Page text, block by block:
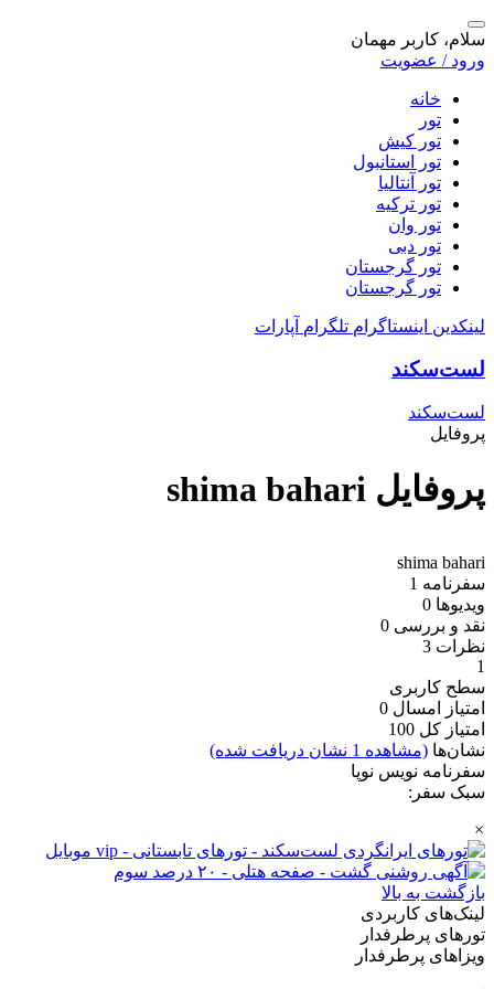
سلام، کاربر مهمان
ورود / عضویت
خانه
تور
تور کیش
تور استانبول
تور آنتالیا
تور ترکیه
تور وان
تور دبی
تور گرجستان
تور گرجستان
لینکدین اینستاگرام تلگرام آپارات
لست‌سکند
لست‌سکند
پروفایل
پروفایل shima bahari
shima bahari
سفرنامه 1
ویدیو‌ها 0
نقد و بررسی 0
نظرات 3
1
سطح کاربری
امتیاز امسال 0
امتیاز کل 100
نشان‌ها (مشاهده 1 نشان دریافت شده)
سفرنامه نویس نوپا
سبک سفر:
×
بازگشت به بالا
لینک‌های کاربردی
تورهای پرطرفدار
ویزاهای پرطرفدار